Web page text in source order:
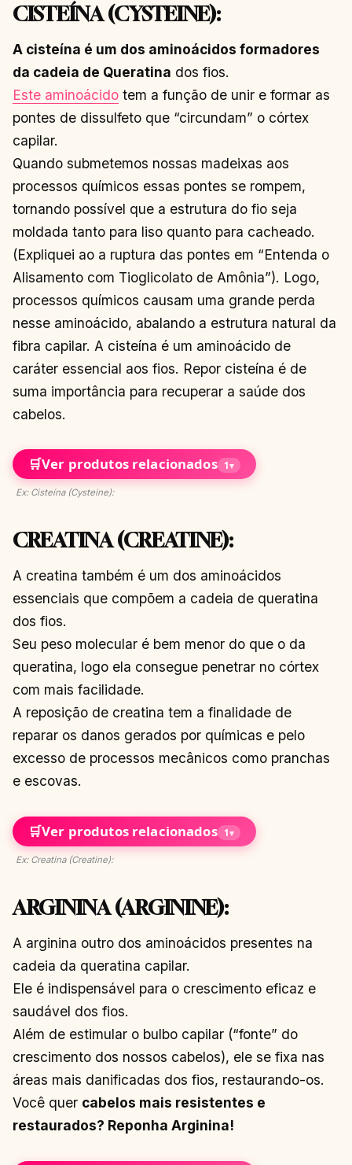
CISTEÍNA (CYSTEINE):
A cisteína é um dos aminoácidos formadores
da cadeia de Queratina dos fios.
Este aminoácido tem a função de unir e formar as
pontes de dissulfeto que “circundam” o córtex
capilar.
Quando submetemos nossas madeixas aos
processos químicos essas pontes se rompem,
tornando possível que a estrutura do fio seja
moldada tanto para liso quanto para cacheado.
(Expliquei ao a ruptura das pontes em “Entenda o
Alisamento com Tioglicolato de Amônia”). Logo,
processos químicos causam uma grande perda
nesse aminoácido, abalando a estrutura natural da
fibra capilar. A cisteína é um aminoácido de
caráter essencial aos fios. Repor cisteína é de
suma importância para recuperar a saúde dos
cabelos.
🛒Ver produtos relacionados 1▾
Ex: Cisteína (Cysteine):
CREATINA (CREATINE):
A creatina também é um dos aminoácidos
essenciais que compõem a cadeia de queratina
dos fios.
Seu peso molecular é bem menor do que o da
queratina, logo ela consegue penetrar no córtex
com mais facilidade.
A reposição de creatina tem a finalidade de
reparar os danos gerados por químicas e pelo
excesso de processos mecânicos como pranchas
e escovas.
🛒Ver produtos relacionados 1▾
Ex: Creatina (Creatine):
ARGININA (ARGININE):
A arginina outro dos aminoácidos presentes na
cadeia da queratina capilar.
Ele é indispensável para o crescimento eficaz e
saudável dos fios.
Além de estimular o bulbo capilar (“fonte” do
crescimento dos nossos cabelos), ele se fixa nas
áreas mais danificadas dos fios, restaurando-os.
Você quer cabelos mais resistentes e
restaurados? Reponha Arginina!